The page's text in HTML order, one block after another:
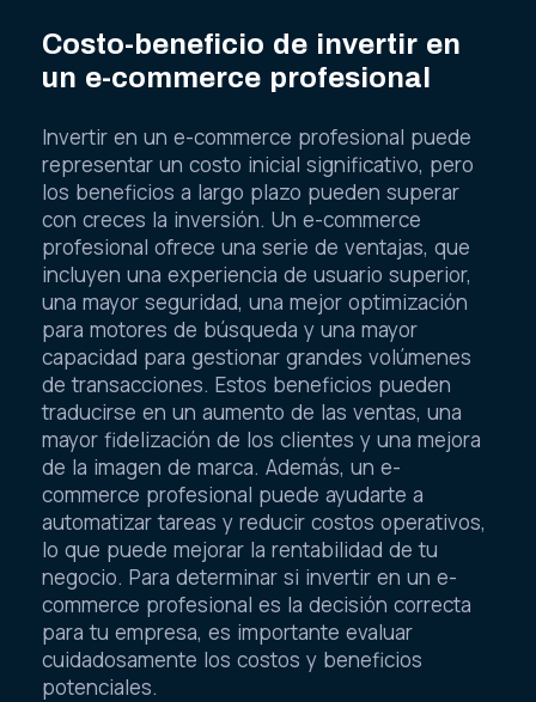
Costo-beneficio de invertir en
un e-commerce profesional
Invertir en un e-commerce profesional puede
representar un costo inicial significativo, pero
los beneficios a largo plazo pueden superar
con creces la inversión. Un e-commerce
profesional ofrece una serie de ventajas, que
incluyen una experiencia de usuario superior,
una mayor seguridad, una mejor optimización
para motores de búsqueda y una mayor
capacidad para gestionar grandes volúmenes
de transacciones. Estos beneficios pueden
traducirse en un aumento de las ventas, una
mayor fidelización de los clientes y una mejora
de la imagen de marca. Además, un e-
commerce profesional puede ayudarte a
automatizar tareas y reducir costos operativos,
lo que puede mejorar la rentabilidad de tu
negocio. Para determinar si invertir en un e-
commerce profesional es la decisión correcta
para tu empresa, es importante evaluar
cuidadosamente los costos y beneficios
potenciales.